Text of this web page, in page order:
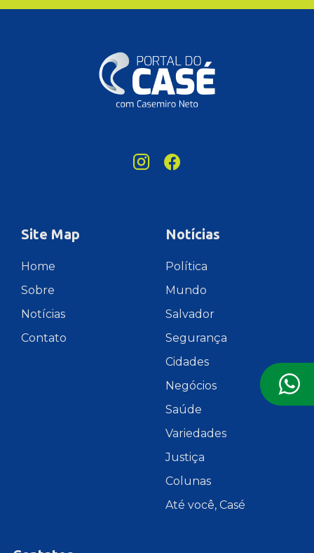
Site Map
Home
Sobre
Notícias
Contato
Notícias
Política
Mundo
Salvador
Segurança
Cidades
Negócios
Saúde
Variedades
Justiça
Colunas
Até você, Casé